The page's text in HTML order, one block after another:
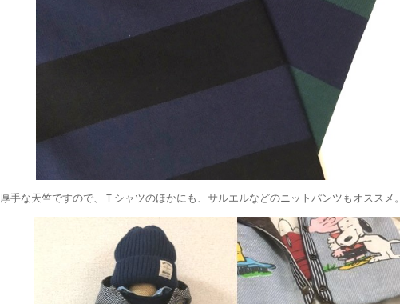
厚手な天竺ですので、Ｔシャツのほかにも、サルエルなどのニットパンツもオススメ。